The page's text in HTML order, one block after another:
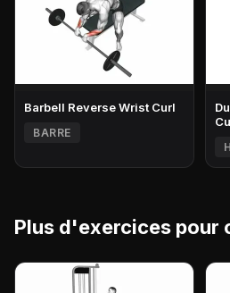
Barbell Reverse Wrist Curl
BARRE
Plus d'exercices pour